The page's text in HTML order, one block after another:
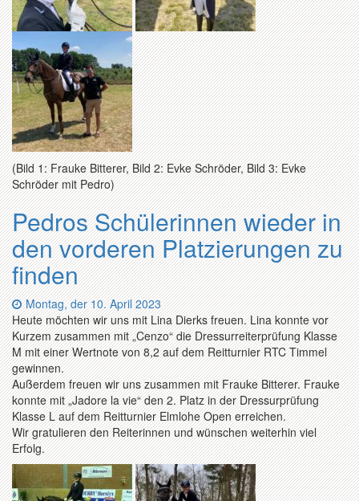
(Bild 1: Frauke Bitterer, Bild 2: Evke Schröder, Bild 3: Evke
Schröder mit Pedro)
Pedros Schülerinnen wieder in
den vorderen Platzierungen zu
finden
Datum:
Montag, der 10. April 2023
Heute möchten wir uns mit Lina Dierks freuen. Lina konnte vor
Kurzem zusammen mit „Cenzo“ die Dressurreiterprüfung Klasse
M mit einer Wertnote von 8,2 auf dem Reitturnier RTC Timmel
gewinnen.
Außerdem freuen wir uns zusammen mit Frauke Bitterer. Frauke
konnte mit „Jadore la vie“ den 2. Platz in der Dressurprüfung
Klasse L auf dem Reitturnier Elmlohe Open erreichen.
Wir gratulieren den Reiterinnen und wünschen weiterhin viel
Erfolg.